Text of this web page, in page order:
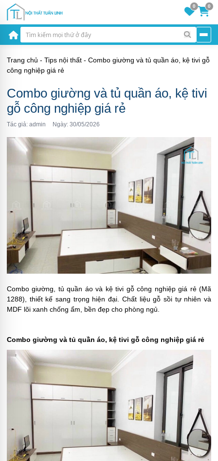
0 0
Trang chủ - Tips nội thất - Combo giường và tủ quần áo, kệ tivi gỗ
công nghiệp giá rẻ
Combo giường và tủ quần áo, kệ tivi
gỗ công nghiệp giá rẻ
Tác giả: admin Ngày: 30/05/2026
Combo giường, tủ quần áo và kệ tivi gỗ công nghiệp giá rẻ (Mã
1288), thiết kế sang trọng hiện đại. Chất liệu gỗ sồi tự nhiên và
MDF lõi xanh chống ẩm, bền đẹp cho phòng ngủ.
Combo giường và tủ quần áo, kệ tivi gỗ công nghiệp giá rẻ